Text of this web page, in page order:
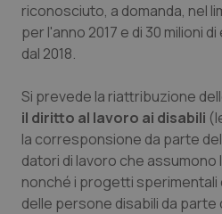
riconosciuto, a domanda, nel
per l'anno 2017 e di 30 milioni
dal 2018.
Si prevede la riattribuzione
il diritto al lavoro ai disabili
la corresponsione da parte
datori di lavoro che assumono
nonché i progetti sperimentali
delle persone disabili da parte